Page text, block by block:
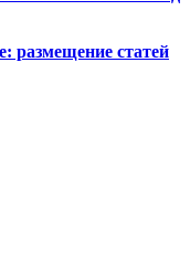
размещение статей